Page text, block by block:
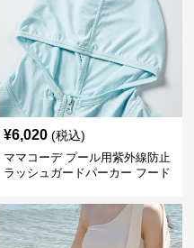
¥6,020 (税込)
ママコーデ プール用紫外線防止
ラッシュガードパーカー フード